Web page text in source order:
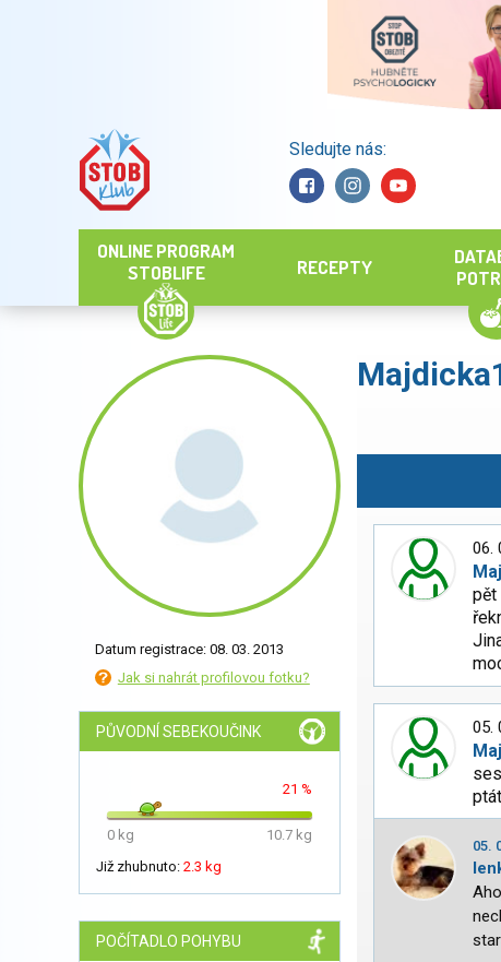
Sledujte nás:
ONLINE PROGRAM
STOBLIFE
RECEPTY
Datum registrace: 08. 03. 2013
Jak si nahrát profilovou fotku?
PŮVODNÍ SEBEKOUČINK
21 %
0 kg
10.7 kg
Již zhubnuto: 2.3 kg
POČÍTADLO POHYBU
06.
pět
05.
05.